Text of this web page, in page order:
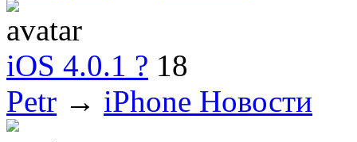
iOS 4.0.1 ? 18
Petr → iPhone Новости